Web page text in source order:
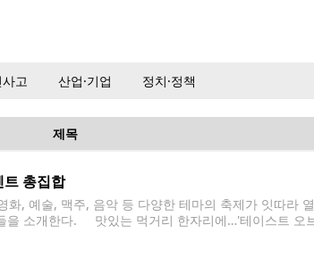
고 산업·기업 정치·정책
제목
총집합
, 예술, 맥주, 음악 등 다양한 테마의 축제가 잇따라
을 소개한다. 맛있는 먹거리 한자리에…'테이스트 오